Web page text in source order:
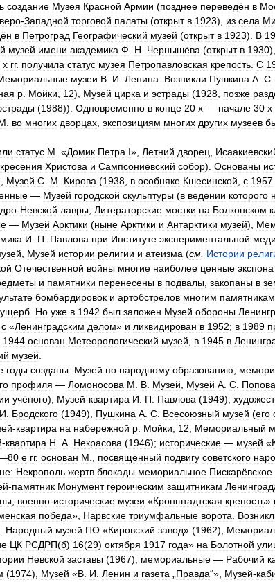
создание Музея Красной Армии (позднее переведён в
-Западной торговой палаты (открыт в 1923), из села
в Петроград Географический музей (открыт в 1923). В
музей имени академика Ф Н Чернышёва (открыт в 1930),
х гг. получила статус музея Петропавловская крепость С
музеи В И Ленина Возникли Пушкина А С
р Мойки 12), Музей цирка и эстрады (1928 позже
(1988)). Одновременно в конце 20 х — начале 30 х
во многих дворцах экспозициям многих других музеев
статус М . «Домик Петра I», Летний дворец
Христова и Сампсониевский собор). Основаны
Музей С М Кирова (1938 в особняке Кшесинской с 1957
— Музей городской скульптуры (в ведении которого
-Невской лавры Литераторские мостки на Болконском
— Музей Арктики (ныне Арктики и Антарктики музей),
И П Павлова при Институте экспериментальной
Музей истории религии и атеизма (см Истории
Отечественной войны многие наиболее ценные
и памятники перенесены в подвалы закопаны в
бомбардировок и артобстрелов многим памятникам
ущерб Но уже в 1942 был заложен Музей обороны
с «Ленинградским делом» и ликвидирован в 1952; в 1989
1944 основан Метеорологический музей в 1945 в
музей
годы созданы: Музей по народному образованию;
профиля — Ломоносова М В Музей Музей А С Попова
учёного), Музей-квартира И П Павлова (1949);
И Бродского (1949), Пушкина А С Всесоюзный музей (его
-квартира на набережной р Мойки 12 Мемориальный
-квартира Н А Некрасова (1946); исторические — музей «
80 е гг. основан М посвящённый подвигу советского
Некрополь жертв блокады мемориальное Пискарёвское
-памятник Монумент героическим защитникам
военно-исторические музеи «Кронштадтская крепость»
победа», Нарвские триумфальные ворота
: Народный музей ПО «Кировский завод» (1962),
ЦК РСДРП(б) 16(29) октября 1917 года» на Болотной
Невской заставы (1967); мемориальные — Рабочий
(1974), Музей «В И Ленин и газета Правда“», Музей-